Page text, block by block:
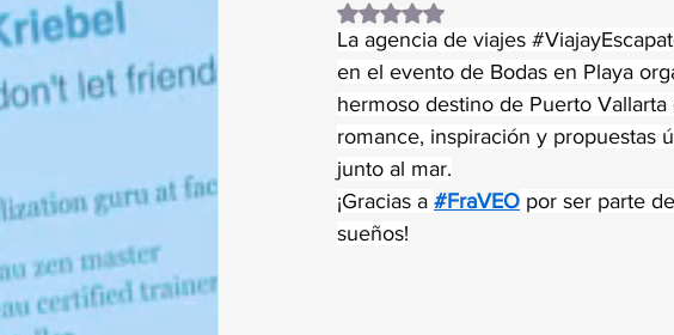
Obtuvo NaN de 5 estrellas.
La agencia de viajes
en el evento de Bodas en Playa
hermoso destino de Puerto
romance, inspiración y propuestas
junto al mar.
¡Gracias a #FraVEO por ser parte
sueños!